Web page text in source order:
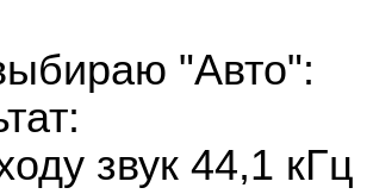
"Авто":
звук 44,1 кГц